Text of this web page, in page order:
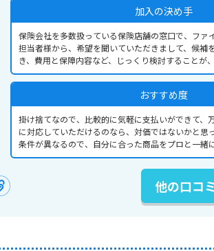
加入の決め手
保険会社を多数扱っている保険店舗の窓口で、ファ
担当者様から、希望を聞いていただきまして、候補
き、費用と保障内容など、じっくり検討することが
ストパフォーマンスが良いと判断したため。
おすすめ度
掛け捨てなので、比較的に気軽に支払いができて、
に対応していただけるのなら、対価ではないかと思
条件が異なるので、自分に合った商品をプロと一緒
事ではないかと思います。なぜなら、保険商品に全
と申請手続きがスムーズに行えたので。
他の口コ